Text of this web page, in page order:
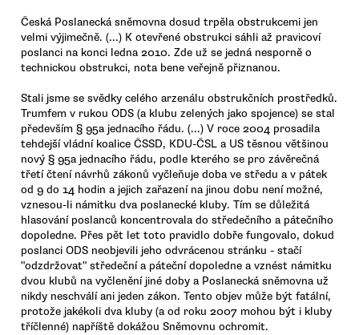
Česká Poslanecká sněmovna dosud trpěla obstrukcemi jen
velmi výjimečně. (...) K otevřené obstrukci sáhli až pravicoví
poslanci na konci ledna 2010. Zde už se jedná nesporně o
technickou obstrukci, nota bene veřejně přiznanou.
Stali jsme se svědky celého arzenálu obstrukčních prostředků.
Trumfem v rukou ODS (a klubu zelených jako spojence) se stal
především § 95a jednacího řádu. (...) V roce 2004 prosadila
tehdejší vládní koalice ČSSD, KDU-ČSL a US těsnou většinou
nový § 95a jednacího řádu, podle kterého se pro závěrečná
třetí čtení návrhů zákonů vyčleňuje doba ve středu a v pátek
od 9 do 14 hodin a jejich zařazení na jinou dobu není možné,
vznesou-li námitku dva poslanecké kluby. Tím se důležitá
hlasování poslanců koncentrovala do středečního a pátečního
dopoledne. Přes pět let toto pravidlo dobře fungovalo, dokud
poslanci ODS neobjevili jeho odvrácenou stránku - stačí
"odzdržovat" středeční a páteční dopoledne a vznést námitku
dvou klubů na vyčlenění jiné doby a Poslanecká sněmovna už
nikdy neschválí ani jeden zákon. Tento objev může být fatální,
protože jakékoli dva kluby (a od roku 2007 mohou být i kluby
tříčlenné) napříště dokážou Sněmovnu ochromit.